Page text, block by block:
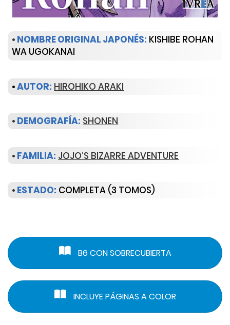
• NOMBRE ORIGINAL JAPONÉS: KISHIBE ROHAN
WA UGOKANAI
•AUTOR: HIROHIKO ARAKI
• DEMOGRAFÍA: SHONEN
• FAMILIA: JOJO’S BIZARRE ADVENTURE
• ESTADO: COMPLETA (3 TOMOS)
B6 CON SOBRECUBIERTA
INCLUYE PÁGINAS A COLOR